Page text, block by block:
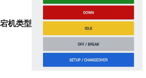
宕机类型